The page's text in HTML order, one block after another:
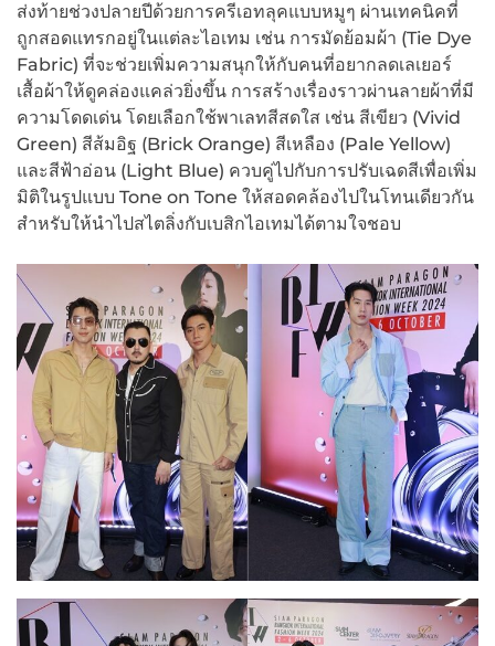
ส่งท้ายช่วงปลายปีด้วยการครีเอทลุคแบบหมูๆ ผ่านเทคนิคที่
ถูกสอดแทรกอยู่ในแต่ละไอเทม เช่น การมัดย้อมผ้า (Tie Dye
Fabric) ที่จะช่วยเพิ่มความสนุกให้กับคนที่อยากลดเลเยอร์
เสื้อผ้าให้ดูคล่องแคล่วยิ่งขึ้น การสร้างเรื่องราวผ่านลายผ้าที่มี
ความโดดเด่น โดยเลือกใช้พาเลทสีสดใส เช่น สีเขียว (Vivid
Green) สีส้มอิฐ (Brick Orange) สีเหลือง (Pale Yellow)
และสีฟ้าอ่อน (Light Blue) ควบคู่ไปกับการปรับเฉดสีเพื่อเพิ่ม
มิติในรูปแบบ Tone on Tone ให้สอดคล้องไปในโทนเดียวกัน
สำหรับให้นำไปสไตลิ่งกับเบสิกไอเทมได้ตามใจชอบ